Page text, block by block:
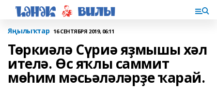
Яңылыҡтар 16 СЕНТЯБРЯ 2019, 06:11
Төркиәлә Сүриә яҙмышы хәл
ителә. Өс яҡлы саммит
мөһим мәсьәләләрҙе ҡарай.